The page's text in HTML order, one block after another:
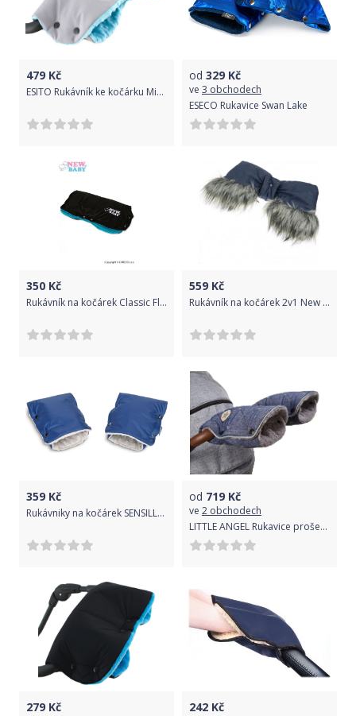
479 Kč
ESITO Rukávník ke kočárku Minky softshell, Barva šedá / modrá, Velikost 45 x 53 cm
od 329 Kč
ve 3 obchodech
ESECO Rukavice Swan Lake
350 Kč
Rukávník na kočárek Classic Fleece black/blue, Modrá
559 Kč
Rukávník na kočárek 2v1 New Baby s kožešinkou blue, Modrá
359 Kč
Rukávniky na kočárek SENSILLO - 2ks, barva modré
od 719 Kč
ve 2 obchodech
LITTLE ANGEL Rukavice prošev MAZLÍK pár modrý melír/šedá
279 Kč 242 Kč